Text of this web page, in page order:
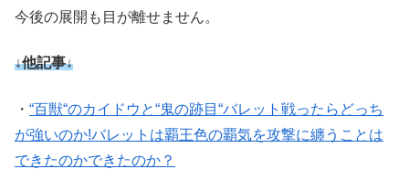
今後の展開も目が離せません。
↓他記事↓
・ “百獣“のカイドウと“鬼の跡目“バレット戦ったらどっち
が強いのか!バレットは覇王色の覇気を攻撃に纏うことは
できたのかできたのか？